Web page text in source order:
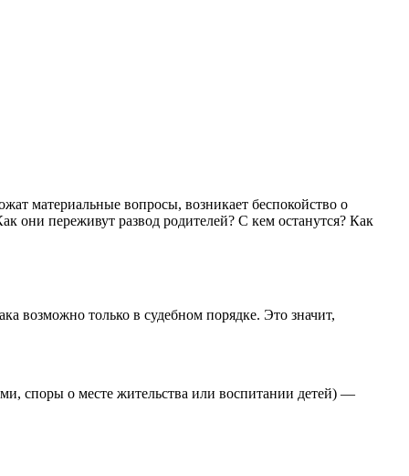
материальные вопросы, возникает беспокойство о
они переживут развод родителей? С кем останутся? Как
возможно только в судебном порядке. Это значит,
споры о месте жительства или воспитании детей) —